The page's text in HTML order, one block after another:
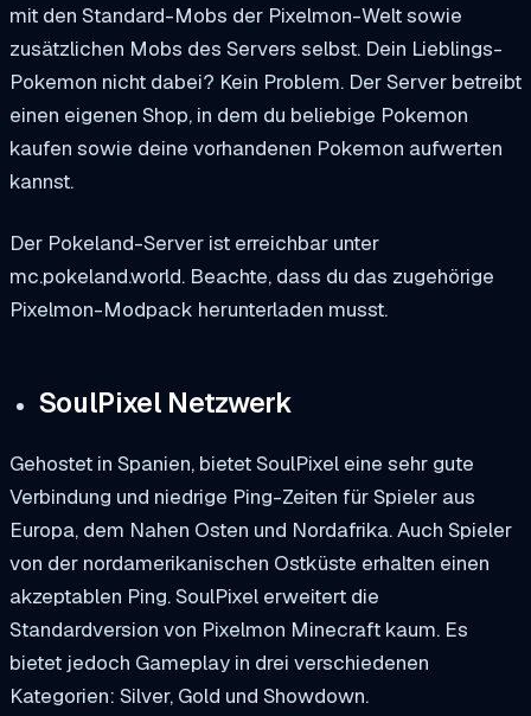
mit den Standard-Mobs der Pixelmon-Welt sowie
zusätzlichen Mobs des Servers selbst. Dein Lieblings-
Pokemon nicht dabei? Kein Problem. Der Server betreibt
einen eigenen Shop, in dem du beliebige Pokemon
kaufen sowie deine vorhandenen Pokemon aufwerten
kannst.
Der Pokeland-Server ist erreichbar unter
mc.pokeland.world. Beachte, dass du das zugehörige
Pixelmon-Modpack herunterladen musst.
SoulPixel Netzwerk
Gehostet in Spanien, bietetSoulPixel eine sehr gute
Verbindung und niedrige Ping-Zeiten für Spieler aus
Europa, dem Nahen Osten und Nordafrika. Auch Spieler
von der nordamerikanischen Ostküste erhalten einen
akzeptablen Ping. SoulPixel erweitert die
Standardversion von Pixelmon Minecraft kaum. Es
bietet jedoch Gameplay in drei verschiedenen
Kategorien: Silver, Gold und Showdown.